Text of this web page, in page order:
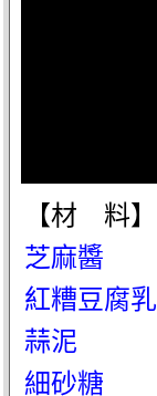
【材 料】
芝麻醬
紅糟豆腐乳
蒜泥
細砂糖